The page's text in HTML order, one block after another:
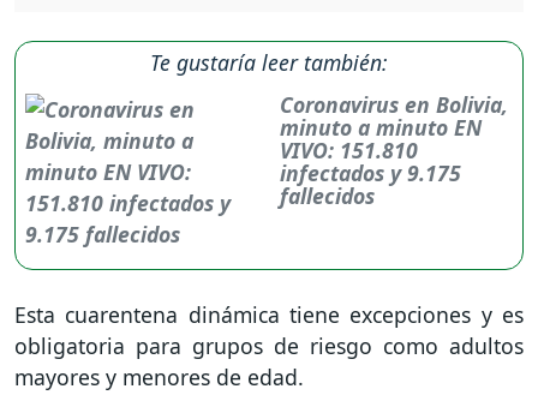
Te gustaría leer también:
Coronavirus en Bolivia,
minuto a minuto EN
VIVO: 151.810
infectados y 9.175
fallecidos
Esta cuarentena dinámica tiene excepciones y es
obligatoria para grupos de riesgo como adultos
mayores y menores de edad.